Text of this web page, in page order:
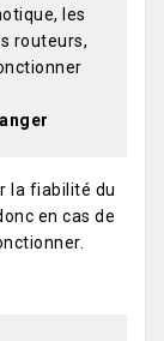
les
routeurs,
la fiabilité du
en cas de